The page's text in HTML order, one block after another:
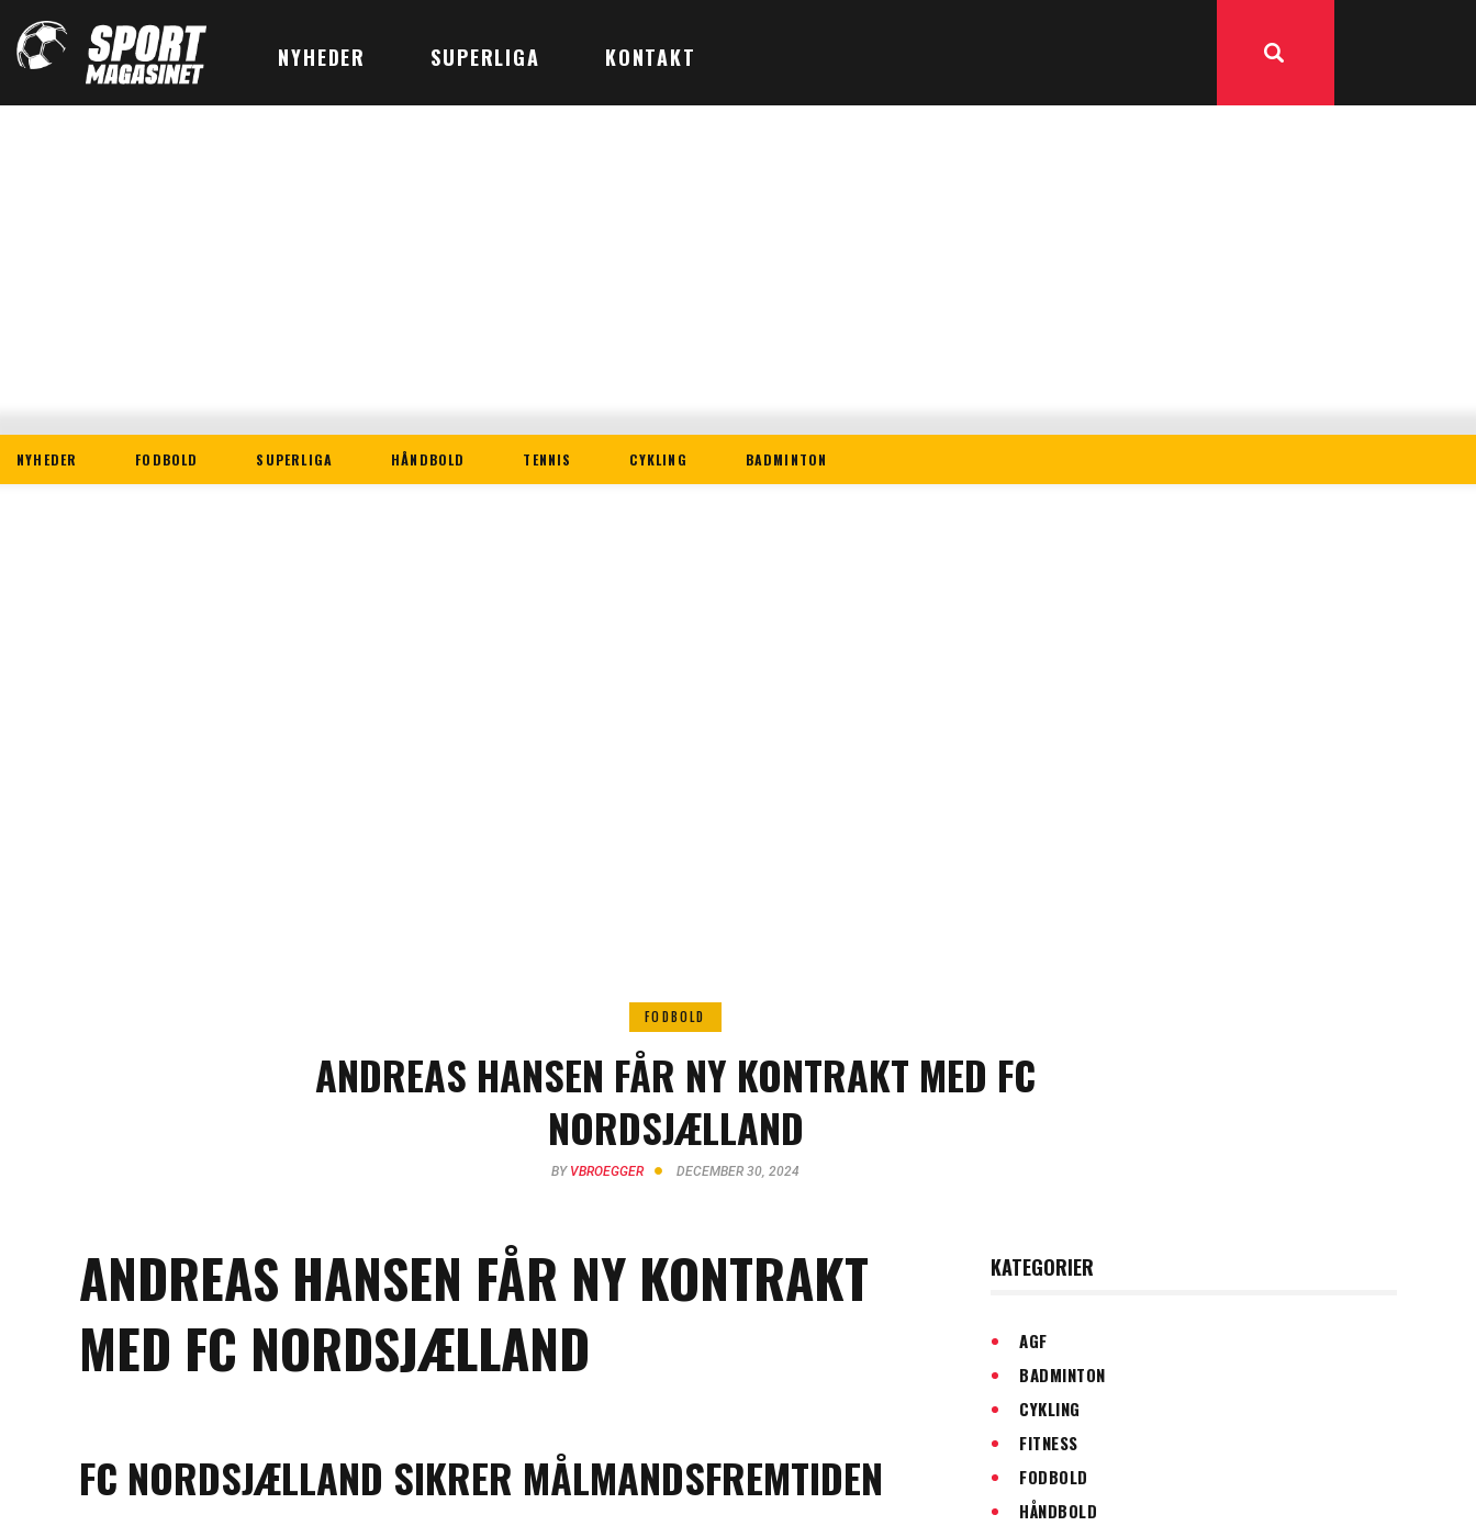
NYHEDER SUPERLIGA KONTAKT
NYHEDER FODBOLD SUPERLIGA HÅNDBOLD TENNIS CYKLING BADMINTON
FODBOLD
ANDREAS HANSEN FÅR NY KONTRAKT MED FC
NORDSJÆLLAND
BY VBROEGGER DECEMBER 30, 2024
ANDREAS HANSEN FÅR NY KONTRAKT
MED FC NORDSJÆLLAND
FC NORDSJÆLLAND SIKRER MÅLMANDSFREMTIDEN
KATEGORIER
AGF
BADMINTON
CYKLING
FITNESS
FODBOLD
HÅNDBOLD